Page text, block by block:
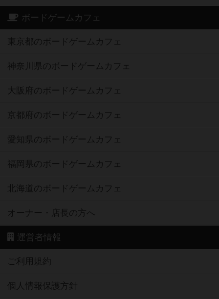
ボードゲームカフェ
東京都のボードゲームカフェ
神奈川県のボードゲームカフェ
大阪府のボードゲームカフェ
京都府のボードゲームカフェ
愛知県のボードゲームカフェ
福岡県のボードゲームカフェ
北海道のボードゲームカフェ
オーナー・店長の方へ
運営者情報
ご利用規約
個人情報保護方針